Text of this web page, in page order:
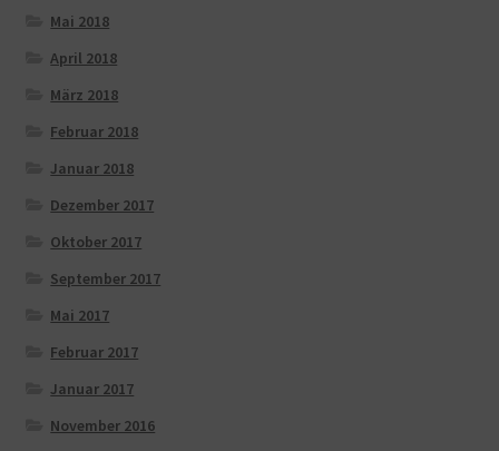
Mai 2018
April 2018
März 2018
Februar 2018
Januar 2018
Dezember 2017
Oktober 2017
September 2017
Mai 2017
Februar 2017
Januar 2017
November 2016